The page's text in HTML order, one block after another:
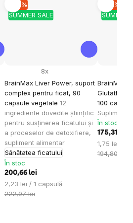
SUMMER SALE
–10 %
BrainMax Liver Power, suport
complex pentru ficat, 90
capsule vegetale 12
ingrediente dovedite științific
pentru susținerea ficatului și
a proceselor de detoxifiere,
supliment alimentar
Sănătatea ficatului
8x
În stoc
200,66 lei
Evaluare
preţ:
2,23 lei / 1 capsulă
222,97 lei
SUMMER
–10 %
BrainMax
100
Supliment
În stoc
175,31 lei
Evaluare
preţ:
1,75 lei / 1
194,80 lei